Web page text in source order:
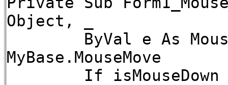
Object, _
ByVal e As
MyBase.MouseMove
If isMouseDown